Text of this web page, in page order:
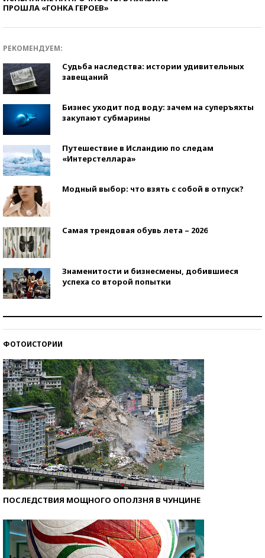
ПРОШЛА «ГОНКА ГЕРОЕВ»
РЕКОМЕНДУЕМ:
Судьба наследства: истории удивительных
завещаний
Бизнес уходит под воду: зачем на суперъяхты
закупают субмарины
Путешествие в Исландию по следам
«Интерстеллара»
Модный выбор: что взять с собой в отпуск?
Самая трендовая обувь лета – 2026
Знаменитости и бизнесмены, добившиеся
успеха со второй попытки
ФОТОИСТОРИИ
ПОСЛЕДСТВИЯ МОЩНОГО ОПОЛЗНЯ В ЧУНЦИНЕ